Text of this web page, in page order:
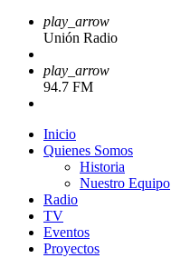
play_arrow
Unión Radio
play_arrow
94.7 FM
Inicio
Quienes Somos
Historia
Nuestro Equipo
Radio
TV
Eventos
Proyectos